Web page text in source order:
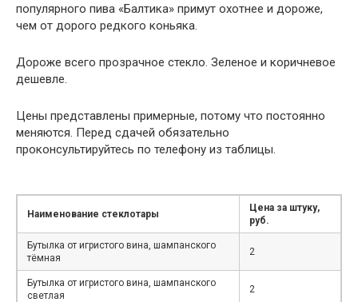
популярного пива «Балтика» примут охотнее и дороже,
чем от дорого редкого коньяка.
Дороже всего прозрачное стекло. Зеленое и коричневое
дешевле.
Цены представлены примерные, потому что постоянно
меняются. Перед сдачей обязательно
проконсультируйтесь по телефону из таблицы.
Наименование стеклотары
Цена за штуку,
руб.
Бутылка от игристого вина, шампанского
тёмная
2
Бутылка от игристого вина, шампанского
светлая
2